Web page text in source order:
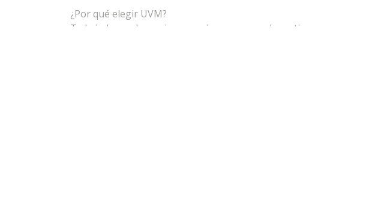
¿Por qué elegir UVM?
Te brindamos las mejores opciones pensando en ti